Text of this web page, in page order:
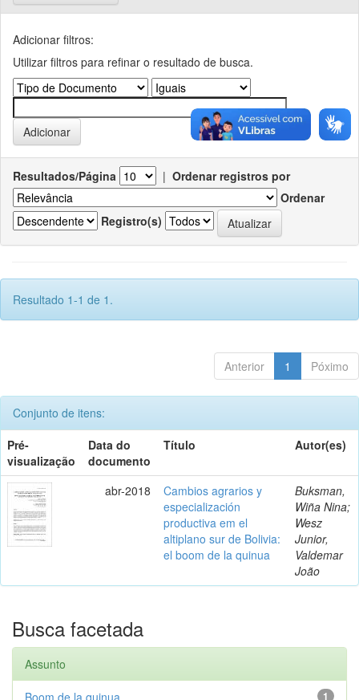
Adicionar filtros:
Utilizar filtros para refinar o resultado de busca.
Resultados/Página | Ordenar registros por
Ordenar
Registro(s)
Resultado 1-1 de 1.
Anterior 1 Póximo
Conjunto de itens:
Pré-
visualização
Data do
documento
Título Autor(es)
abr-2018
Cambios agrarios y
especialización
productiva em el
altiplano sur de Bolivia:
el boom de la quinua
Buksman,
Wiña Nina;
Wesz
Junior,
Valdemar
João
Busca facetada
Assunto
1
Boom de la quinua